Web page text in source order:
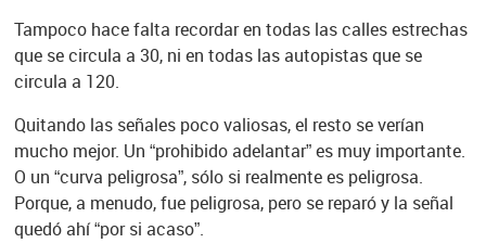
Tampoco hace falta recordar en todas las calles estrechas
que se circula a 30, ni en todas las autopistas que se
circula a 120.
Quitando las señales poco valiosas, el resto se verían
mucho mejor. Un “prohibido adelantar” es muy importante.
O un “curva peligrosa”, sólo si realmente es peligrosa.
Porque, a menudo, fue peligrosa, pero se reparó y la señal
quedó ahí “por si acaso”.